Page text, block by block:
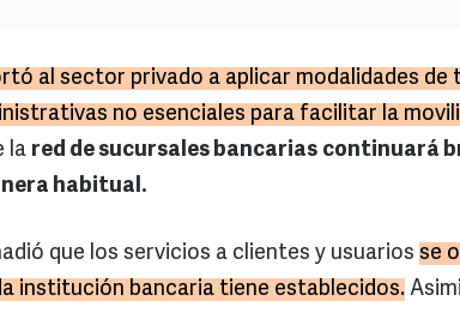
al sector privado a aplicar modalidades de
no esenciales para facilitar la
la red de sucursales bancarias continuará
habitual.
que los servicios a clientes y usuarios se
institución bancaria tiene establecidos.